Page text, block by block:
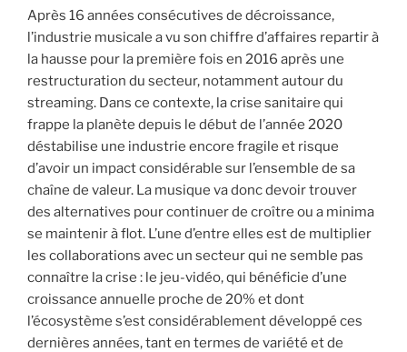
Après 16 années consécutives de décroissance,
l’industrie musicale a vu son chiffre d’affaires repartir à
la hausse pour la première fois en 2016 après une
restructuration du secteur, notamment autour du
streaming. Dans ce contexte, la crise sanitaire qui
frappe la planète depuis le début de l’année 2020
déstabilise une industrie encore fragile et risque
d’avoir un impact considérable sur l’ensemble de sa
chaîne de valeur. La musique va donc devoir trouver
des alternatives pour continuer de croître ou a minima
se maintenir à flot. L’une d’entre elles est de multiplier
les collaborations avec un secteur qui ne semble pas
connaître la crise : le jeu-vidéo, qui bénéficie d’une
croissance annuelle proche de 20% et dont
l’écosystème s’est considérablement développé ces
dernières années, tant en termes de variété et de